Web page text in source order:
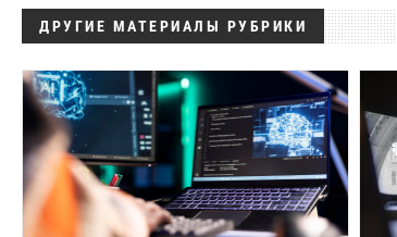
ДРУГИЕ МАТЕРИАЛЫ РУБРИКИ